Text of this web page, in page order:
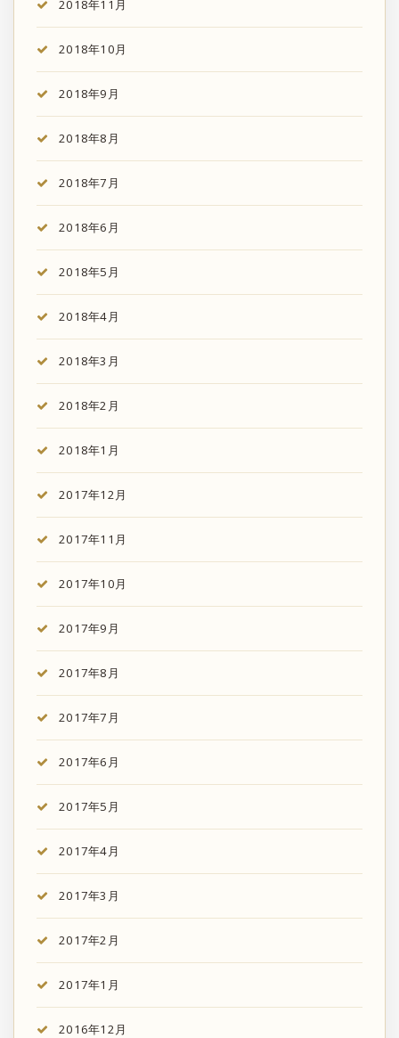
2018年11月
2018年10月
2018年9月
2018年8月
2018年7月
2018年6月
2018年5月
2018年4月
2018年3月
2018年2月
2018年1月
2017年12月
2017年11月
2017年10月
2017年9月
2017年8月
2017年7月
2017年6月
2017年5月
2017年4月
2017年3月
2017年2月
2017年1月
2016年12月